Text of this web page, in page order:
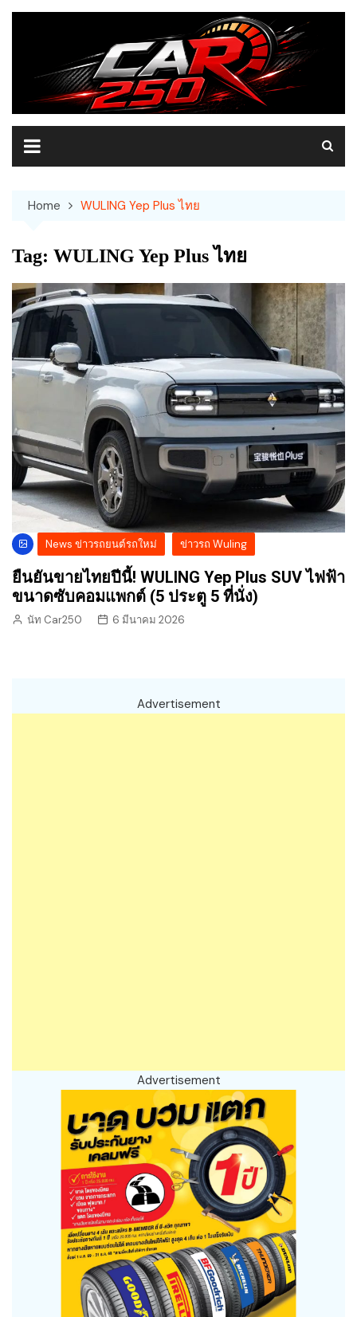
Skip
Home WULING Yep Plus ไทย
Tag: WULING Yep Plus ไทย
News ข่าวรถยนต์รถใหม่ ข่าวรถ Wuling
ยืนยันขายไทยปีนี้! WULING Yep Plus SUV ไฟฟ้า
ขนาดซับคอมแพกต์ (5 ประตู 5 ที่นั่ง)
นัท Car250 6 มีนาคม 2026
Advertisement
Advertisement